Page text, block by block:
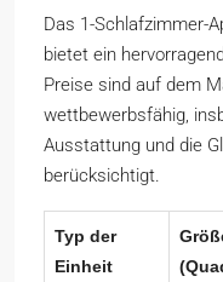
Das 1-Schlafzimmer-
bietet ein
Preise sind auf dem
wettbewerbsfähig,
Ausstattung und die
berücksichtigt.
Typ der
Einheit